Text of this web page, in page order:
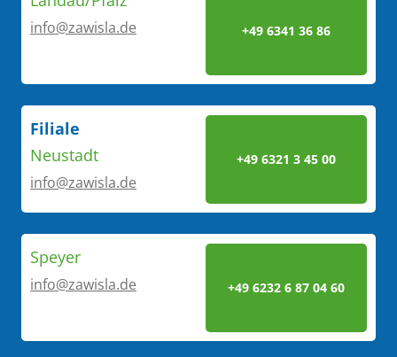
info@zawisla.de +49 6341 36 86
Filiale
Neustadt
info@zawisla.de
+49 6321 3 45 00
Speyer
info@zawisla.de +49 6232 6 87 04 60